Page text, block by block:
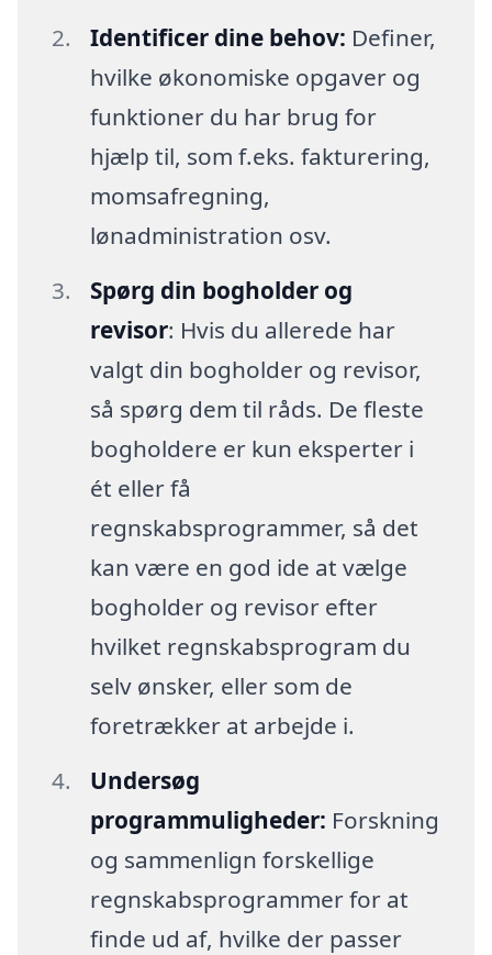
Identificer dine behov: Definer,
hvilke økonomiske opgaver og
funktioner du har brug for
hjælp til, som f.eks. fakturering,
momsafregning,
lønadministration osv.
Spørg din bogholder og
revisor: Hvis du allerede har
valgt din bogholder og revisor,
så spørg dem til råds. De fleste
bogholdere er kun eksperter i
ét eller få
regnskabsprogrammer, så det
kan være en god ide at vælge
bogholder og revisor efter
hvilket regnskabsprogram du
selv ønsker, eller som de
foretrækker at arbejde i.
Undersøg
programmuligheder: Forskning
og sammenlign forskellige
regnskabsprogrammer for at
finde ud af, hvilke der passer